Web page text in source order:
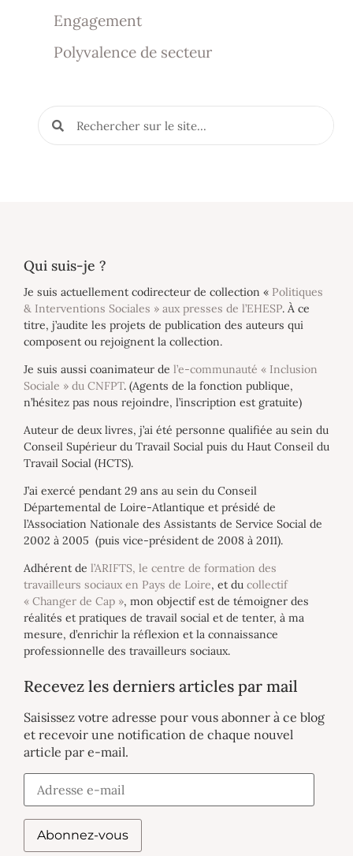
Engagement
Polyvalence de secteur
Qui suis-je ?
Je suis actuellement codirecteur de collection « Politiques
& Interventions Sociales » aux presses de l’EHESP. À ce
titre, j’audite les projets de publication des auteurs qui
composent ou rejoignent la collection.
Je suis aussi coanimateur de l’e-communauté « Inclusion
Sociale » du CNFPT. (Agents de la fonction publique,
n’hésitez pas nous rejoindre, l’inscription est gratuite)
Auteur de deux livres, j’ai été personne qualifiée au sein du
Conseil Supérieur du Travail Social puis du Haut Conseil du
Travail Social (HCTS).
J’ai exercé pendant 29 ans au sein du Conseil
Départemental de Loire-Atlantique et présidé de
l’Association Nationale des Assistants de Service Social de
2002 à 2005 (puis vice-président de 2008 à 2011).
Adhérent de l’ARIFTS, le centre de formation des
travailleurs sociaux en Pays de Loire, et du collectif
« Changer de Cap », mon objectif est de témoigner des
réalités et pratiques de travail social et de tenter, à ma
mesure, d’enrichir la réflexion et la connaissance
professionnelle des travailleurs sociaux.
Recevez les derniers articles par mail
Saisissez votre adresse pour vous abonner à ce blog
et recevoir une notification de chaque nouvel
article par e-mail.
Abonnez-vous